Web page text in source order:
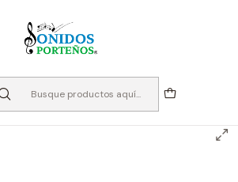
Audio
Cajas Directas